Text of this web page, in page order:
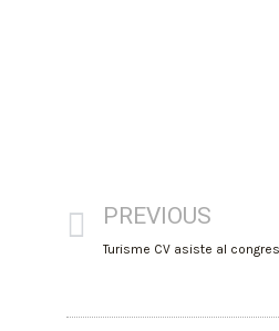
PREVIOUS